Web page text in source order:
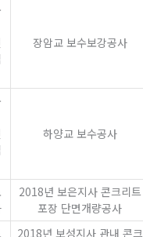
장암교 보수보강공사
하양교 보수공사
2018년 보은지사 콘크리트
포장 단면개량공사
2018년 보성지사 관내 콘크